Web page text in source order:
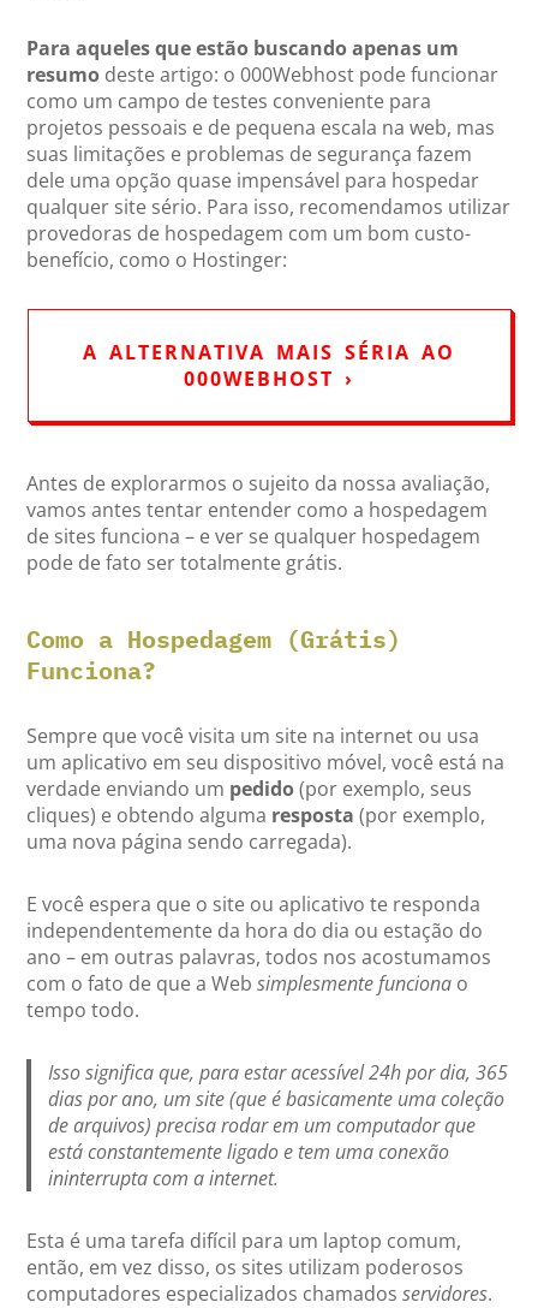
Para aqueles que estão buscando apenas um
resumo deste artigo: o 000Webhost pode funcionar
como um campo de testes conveniente para
projetos pessoais e de pequena escala na web, mas
suas limitações e problemas de segurança fazem
dele uma opção quase impensável para hospedar
qualquer site sério. Para isso, recomendamos utilizar
provedoras de hospedagem com um bom custo-
benefício, como o Hostinger:
A ALTERNATIVA MAIS SÉRIA AO
000WEBHOST ›
Antes de explorarmos o sujeito da nossa avaliação,
vamos antes tentar entender como a hospedagem
de sites funciona – e ver se qualquer hospedagem
pode de fato ser totalmente grátis.
Como a Hospedagem (Grátis)
Funciona?
Sempre que você visita um site na internet ou usa
um aplicativo em seu dispositivo móvel, você está na
verdade enviando um pedido(por exemplo, seus
cliques) e obtendo alguma resposta (por exemplo,
uma nova página sendo carregada).
E você espera que o site ou aplicativo te responda
independentemente da hora do dia ou estação do
ano – em outras palavras, todos nos acostumamos
com o fato de que a Websimplesmente funciona o
tempo todo.
Isso significa que, para estar acessível 24h por dia, 365
dias por ano, um site (que é basicamente uma coleção
de arquivos) precisa rodar em um computador que
está constantemente ligado e tem uma conexão
ininterrupta com a internet.
Esta é uma tarefa difícil para um laptop comum,
então, em vez disso, os sites utilizam poderosos
computadores especializados chamadosservidores.